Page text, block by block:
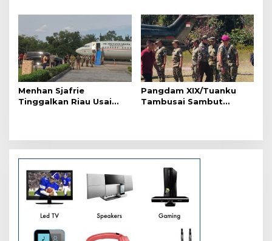
Menhan Sjafrie
Tinggalkan Riau Usai
Pangdam XIX/Tuanku
Tambusai Sambut